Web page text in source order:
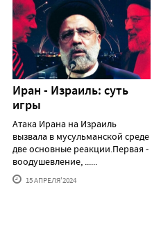
Иран - Израиль: суть
игры
Атака Ирана на Израиль
вызвала в мусульманской среде
две основные реакции.Первая -
воодушевление, ......
15 АПРЕЛЯ'2024